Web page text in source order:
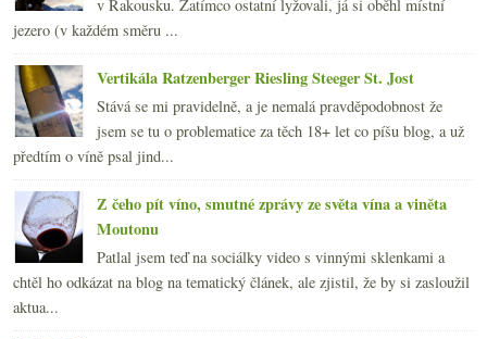
v Rakousku. Zatímco ostatní lyžovali, já si oběhl místní
jezero (v každém směru ...
Vertikála Ratzenberger Riesling Steeger St. Jost
Stává se mi pravidelně, a je nemalá pravděpodobnost že
jsem se tu o problematice za těch 18+ let co píšu blog, a už
předtím o víně psal jind...
Z čeho pít víno, smutné zprávy ze světa vína a viněta
Moutonu
Patlal jsem teď na sociálky video s vinnými sklenkami a
chtěl ho odkázat na blog na tematický článek, ale zjistil, že by si zasloužil
aktua...